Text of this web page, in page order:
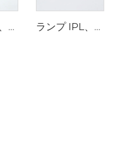
ランプ IPL、モデル7-60-125 ワイヤー ランプ IPL、モデル7-50-115 ワイヤー